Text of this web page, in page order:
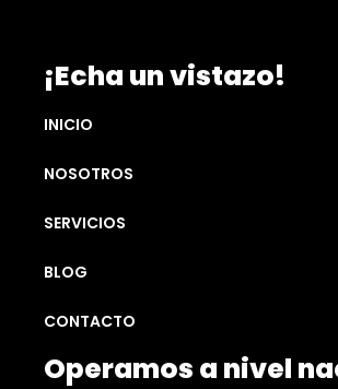
¡Echa un vistazo!
INICIO
NOSOTROS
SERVICIOS
BLOG
CONTACTO
Operamos a nivel